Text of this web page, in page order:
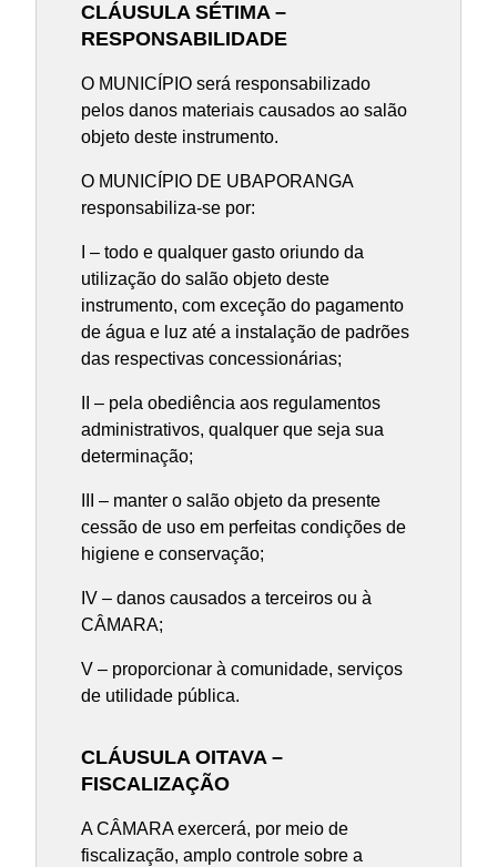
CLÁUSULA SÉTIMA –
RESPONSABILIDADE
O MUNICÍPIO será responsabilizado
pelos danos materiais causados ao salão
objeto deste instrumento.
O MUNICÍPIO DE UBAPORANGA
responsabiliza-se por:
I – todo e qualquer gasto oriundo da
utilização do salão objeto deste
instrumento, com exceção do pagamento
de água e luz até a instalação de padrões
das respectivas concessionárias;
II – pela obediência aos regulamentos
administrativos, qualquer que seja sua
determinação;
III – manter o salão objeto da presente
cessão de uso em perfeitas condições de
higiene e conservação;
IV – danos causados a terceiros ou à
CÂMARA;
V – proporcionar à comunidade, serviços
de utilidade pública.
CLÁUSULA OITAVA –
FISCALIZAÇÃO
A CÂMARA exercerá, por meio de
fiscalização, amplo controle sobre a